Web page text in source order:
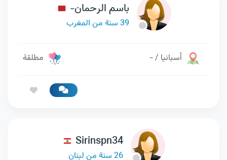
باسم الرحمان-
39 سنة من المغرب
أسبانيا / - مطلقة
Sirinspn34
26 سنة من لبنان